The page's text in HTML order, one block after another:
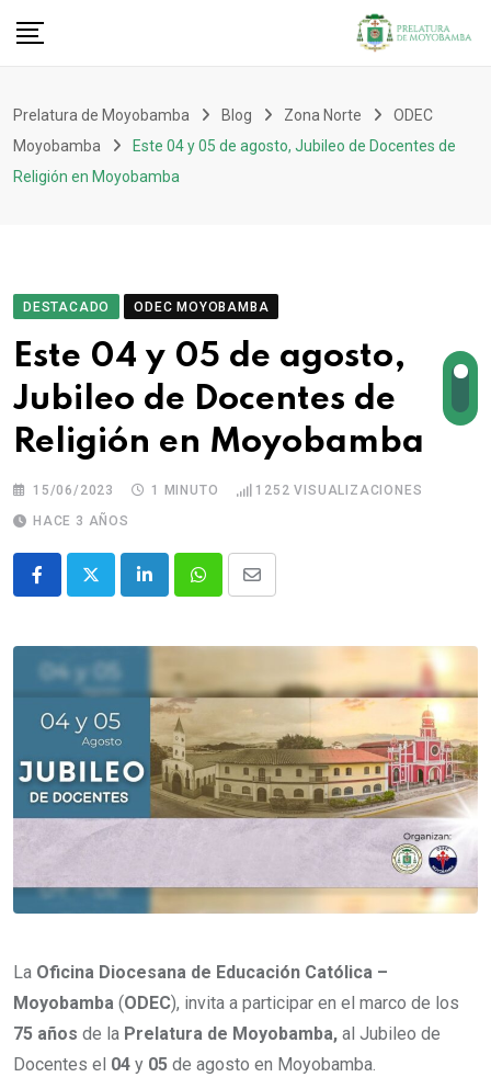
Prelatura de Moyobamba Blog Zona Norte
ODEC
Moyobamba
Este 04 y 05 de agosto, Jubileo de Docentes de
Religión en Moyobamba
DESTACADO ODEC MOYOBAMBA
Este 04 y 05 de agosto,
Jubileo de Docentes de
Religión en Moyobamba
15/06/2023 1 MINUTO 1252 VISUALIZACIONES
HACE 3 AÑOS
La Oficina Diocesana de Educación Católica –
Moyobamba (ODEC), invita a participar en el marco de los
75 años de la Prelatura de Moyobamba, al Jubileo de
Docentes el 04 y 05 de agosto en Moyobamba.